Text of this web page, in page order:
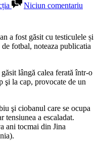
Niciun comentariu
o
baltă
cu
un
a fost găsit cu testiculele și
fotbal, noteaza publicatia
lângă calea ferată într-o
şi la cap, provocate de un
şi ciobanul care se ocupa
a escaladat.
ani tocmai din Jina